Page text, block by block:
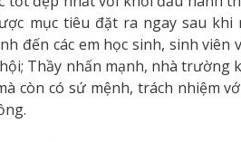
mục tiêu đặt ra ngay sau
đến các em học sinh, sinh
Thầy nhấn mạnh, nhà
còn có sứ mệnh, trách nhiệm